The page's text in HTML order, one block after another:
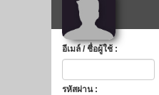
อีเมล์ / ชื่อผู้ใช้ :
รหัสผ่าน :